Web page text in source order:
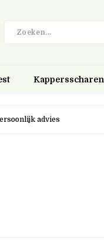
Kappersscharen
advies